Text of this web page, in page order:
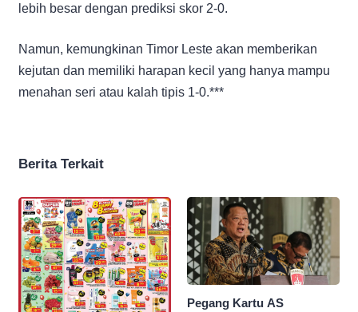
lebih besar dengan prediksi skor 2-0.
Namun, kemungkinan Timor Leste akan memberikan
kejutan dan memiliki harapan kecil yang hanya mampu
menahan seri atau kalah tipis 1-0.***
Berita Terkait
Pegang Kartu AS